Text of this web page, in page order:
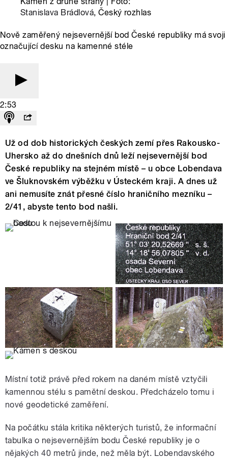
Stanislava Brádlová, Český rozhlas
Nově zaměřený nejsevernější bod České republiky má svoji
označující desku na kamenné stéle
2:53
Už od dob historických českých zemí přes Rakousko-
Uhersko až do dnešních dnů leží nejsevernější bod
České republiky na stejném místě – u obce Lobendava
ve Šluknovském výběžku v Ústeckém kraji. A dnes už
ani nemusíte znát přesné číslo hraničního mezníku –
2/41, abyste tento bod našli.
Místní totiž právě před rokem na daném místě vztyčili
kamennou stélu s pamětní deskou. Předcházelo tomu i
nové geodetické zaměření.
Na počátku stála kritika některých turistů, že informační
tabulka o nejsevernějším bodu České republiky je o
nějakých 40 metrů jinde, než měla být. Lobendavského